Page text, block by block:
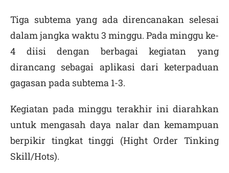
Tiga subtema yang ada direncanakan selesai
dalam jangka waktu 3 minggu. Pada minggu ke-
4 diisi dengan berbagai kegiatan yang
dirancang sebagai aplikasi dari keterpaduan
gagasan pada subtema 1-3.
Kegiatan pada minggu terakhir ini diarahkan
untuk mengasah daya nalar dan kemampuan
berpikir tingkat tinggi (Hight Order Tinking
Skill/Hots).